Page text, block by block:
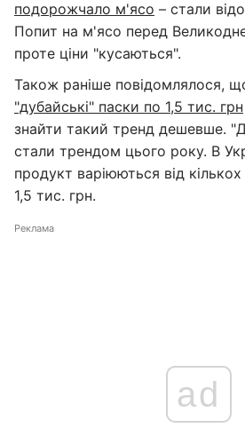
подорожчало м'ясо – стали
Попит на м'ясо перед
проте ціни "кусаються".
Також раніше повідомлялося,
"дубайські" паски по 1,5 тис. грн
знайти такий тренд дешевше.
стали трендом цього року. В
продукт варіюються від
1,5 тис. грн.
Реклама
ad